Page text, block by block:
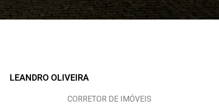
LEANDRO OLIVEIRA
CORRETOR DE IMÓVEIS